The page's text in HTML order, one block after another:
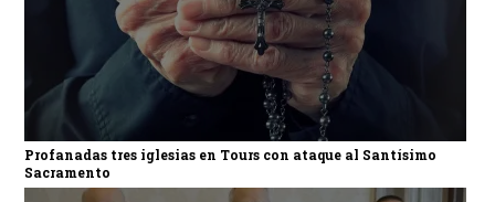
Profanadas tres iglesias en Tours con ataque al Santísimo
Sacramento